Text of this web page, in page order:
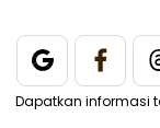
Dapatkan informasi